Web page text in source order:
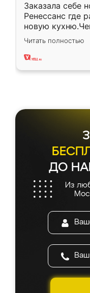
Заказала себе
Ренессанс где
новую
вполне
два года,
Читать полностью
ДО
Из